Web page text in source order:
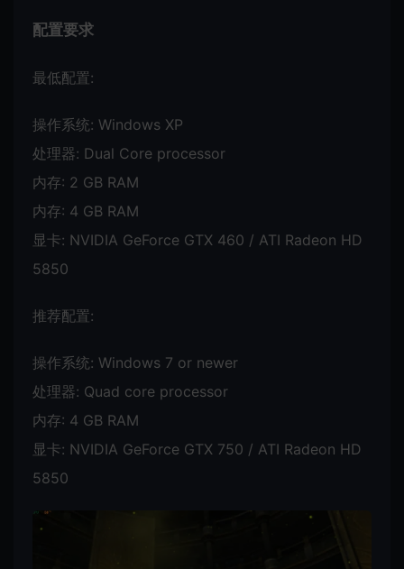
配置要求
最低配置:
操作系统: Windows XP
处理器: Dual Core processor
内存: 2 GB RAM
内存: 4 GB RAM
显卡: NVIDIA GeForce GTX 460 / ATI Radeon HD
5850
推荐配置:
操作系统: Windows 7 or newer
处理器: Quad core processor
内存: 4 GB RAM
显卡: NVIDIA GeForce GTX 750 / ATI Radeon HD
5850